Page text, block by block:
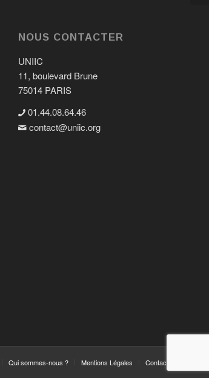
NOUS CONTACTER
UNIIC
11, boulevard Brune
75014 PARIS
01.44.08.64.46
contact@uniic.org
Qui sommes-nous ? Mentions Légales Contact